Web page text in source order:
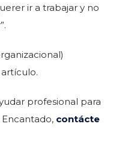
ir a trabajar y no
profesional para
contácte